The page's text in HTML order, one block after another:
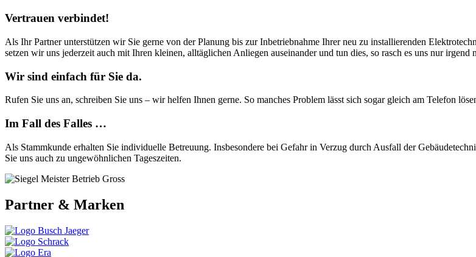
Vertrauen verbindet!
Als Ihr Partner unterstützen wir Sie gerne von der Planung bis zur Inbetriebnahme Ihrer neu zu installierenden
setzen wir uns jederzeit auch mit Ihren kleinen, alltäglichen Anliegen auseinander und tun dies, so rasch es uns nur irgend
Wir sind einfach für Sie da.
Rufen Sie uns an, schreiben Sie uns – wir helfen Ihnen gerne. So manches Problem lässt sich sogar gleich am Telefon
Im Fall des Falles …
Als Stammkunde erhalten Sie individuelle Betreuung. Insbesondere bei Gefahr in Verzug durch Ausfall der
Sie uns auch zu ungewöhnlichen Tageszeiten.
Partner & Marken